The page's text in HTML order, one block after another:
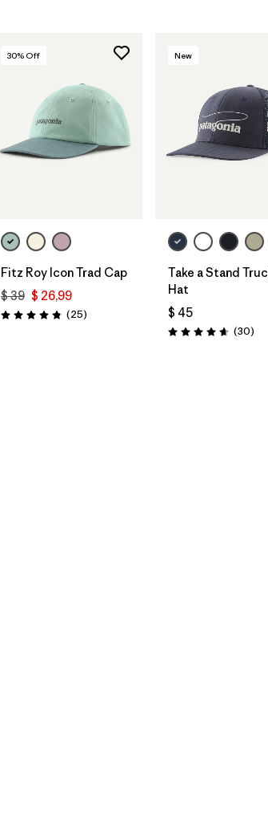
30% Off
Fitz Roy Icon Trad Cap
$ 39 $ 26,99
Valoración: 4.8 / 5
(25Comentarios
)
New
Take a Stand
Hat
$ 45
Valoración: 4.6 / 5
(30)